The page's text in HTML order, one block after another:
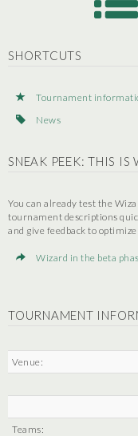
SHORTCUTS
Tournament
News
SNEAK PEEK: THIS IS
You can already test the
tournament descriptions
and give feedback to optimize
Wizard in the beta
TOURNAMENT
Venue:
Teams: